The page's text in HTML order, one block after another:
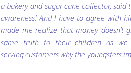
a bakery and sugar cane collector,
awareness’. And I have to agree with
made ​​me realize that money doesn’t
same truth to their children as we
serving customers why the youngsters